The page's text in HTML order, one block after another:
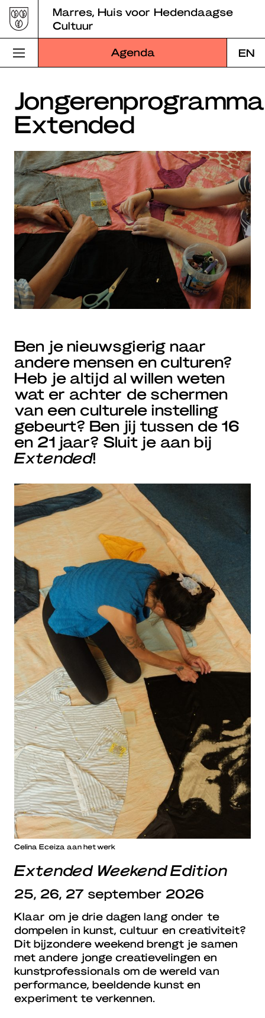
Skip
to
content
Marres, Huis voor Hedendaagse
Cultuur
Agenda EN
Bezoek Marres
Programma
Educatie
Over Marres
Marres Kitchen
Shop
Zoek
Jongerenprogramma
Extended
Ben je nieuwsgierig naar
andere mensen en culturen?
Heb je altijd al willen weten
wat er achter de schermen
van een culturele instelling
gebeurt? Ben jij tussen de 16
en 21 jaar? Sluit je aan bij
Extended!
Celina Eceiza aan het werk
Extended Weekend Edition
25, 26, 27 september 2026
Klaar om je drie dagen lang onder te
dompelen in kunst, cultuur en creativiteit?
Dit bijzondere weekend brengt je samen
met andere jonge creatievelingen en
kunstprofessionals om de wereld van
performance, beeldende kunst en
experiment te verkennen.